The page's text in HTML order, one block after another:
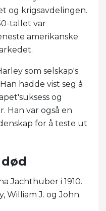
og krigsavdelingen.
tallet var
amerikanske
som selskap's
hadde vist seg å
og
Han var også en
for å teste ut
Jachthuber i 1910.
William J. og John.